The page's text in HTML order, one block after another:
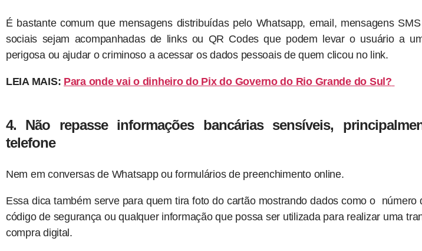
É bastante comum que mensagens distribuídas pelo Whatsapp, email, mensagens
sociais sejam acompanhadas de links ou QR Codes que podem levar o usuário a
perigosa ou ajudar o criminoso a acessar os dados pessoais de quem clicou no link.
LEIA MAIS: Para onde vai o dinheiro do Pix do Governo do Rio Grande do Sul?
4. Não repasse informações bancárias sensíveis,
telefone
Nem em conversas de Whatsapp ou formulários de preenchimento online.
Essa dica também serve para quem tira foto do cartão mostrando dados como o número
código de segurança ou qualquer informação que possa ser utilizada para realizar uma
compra digital.